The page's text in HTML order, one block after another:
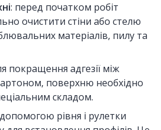
: перед початком робіт
очистити стіни або стелю
матеріалів, пилу та
покращення адгезії між
поверхню необхідно
складом.
рівня і рулетки